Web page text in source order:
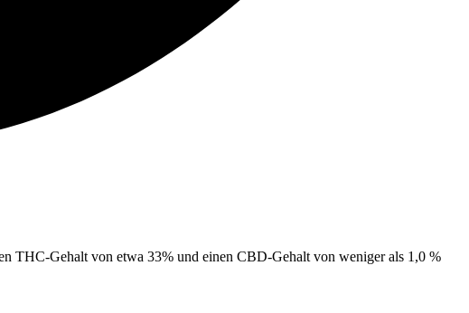
THC-Gehalt von etwa 33% und einen CBD-Gehalt von weniger als 1,0 %